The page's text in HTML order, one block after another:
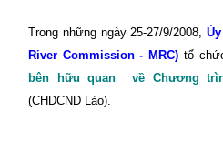
Trong những ngày 25-27/9/2008,
River Commission - MRC) tổ
bên hữu quan
về Chương
(CHDCND Lào).